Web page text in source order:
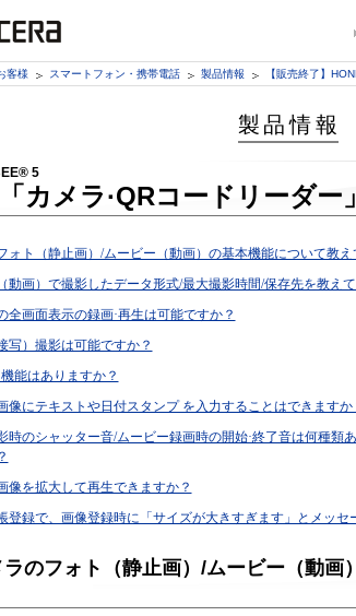
客様 スマートフォン・携帯電話 製品情報 【販売終了】
製品情報
5
カメラ·QRコードリーダー」
ォト（静止画）/ムービー（動画）の基本機能について教え
動画）で撮影したデータ形式/最大撮影時間/保存先を教えて
全画面表示の録画·再生は可能ですか？
写）撮影は可能ですか？
能はありますか？
像にテキストや日付スタンプ を入力することはできますか
時のシャッター音/ムービー録画時の開始·終了音は何種類
像を拡大して再生できますか？
登録で、画像登録時に「サイズが大きすぎます」とメッセ
ラのフォト（静止画）/ムービー（動画